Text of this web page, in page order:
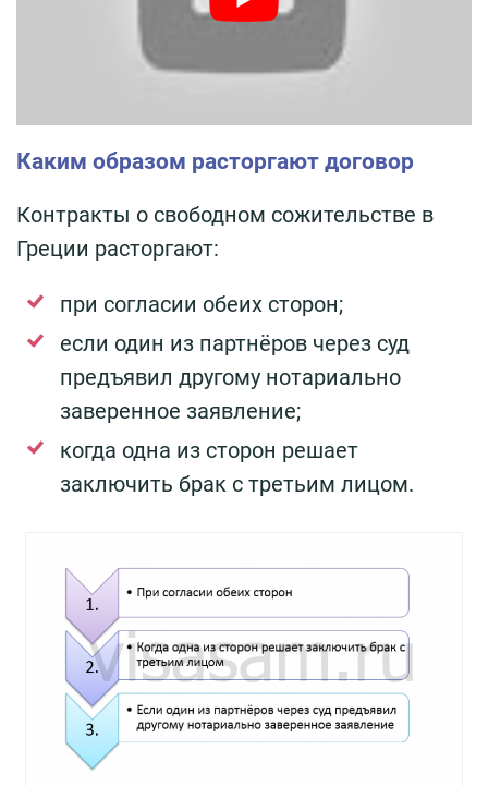
Каким образом расторгают договор
Контракты о свободном сожительстве в
Греции расторгают:
при согласии обеих сторон;
если один из партнёров через суд
предъявил другому нотариально
заверенное заявление;
когда одна из сторон решает
заключить брак с третьим лицом.